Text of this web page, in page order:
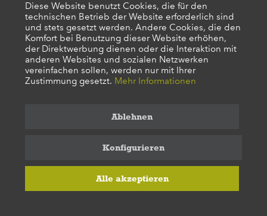
Preis auf Anfrage
Merken
Diese Website benutzt Cookies, die für den
technischen Betrieb der Website erforderlich sind
und stets gesetzt werden. Andere Cookies, die den
Komfort bei Benutzung dieser Website erhöhen,
der Direktwerbung dienen oder die Interaktion mit
anderen Websites und sozialen Netzwerken
vereinfachen sollen, werden nur mit Ihrer
Zustimmung gesetzt. Mehr Informationen
Alle akzeptieren
Konfigurieren
Ablehnen